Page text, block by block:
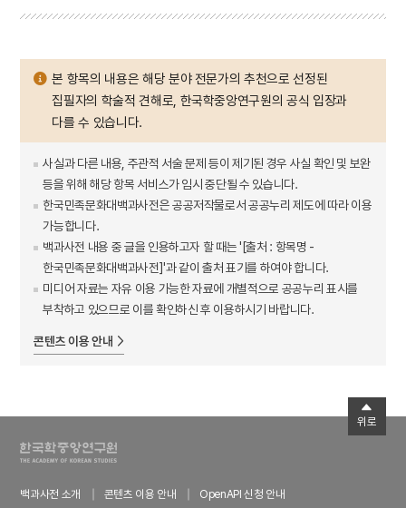
본 항목의 내용은 해당 분야 전문가의 추천으로 선정된
집필자의 학술적 견해로, 한국학중앙연구원의 공식 입장과
다를 수 있습니다.
사실과 다른 내용, 주관적 서술 문제 등이 제기된 경우 사실 확인 및 보완
등을 위해 해당 항목 서비스가 임시 중단될 수 있습니다.
한국민족문화대백과사전은 공공저작물로서 공공누리 제도에 따라 이용
가능합니다.
백과사전 내용 중 글을 인용하고자 할 때는 '[출처 : 항목명 -
한국민족문화대백과사전]'과 같이 출처 표기를 하여야 합니다.
미디어 자료는 자유 이용 가능한 자료에 개별적으로 공공누리 표시를
부착하고 있으므로 이를 확인하신 후 이용하시기 바랍니다.
콘텐츠 이용 안내
백과사전 소개 콘텐츠 이용 안내 OpenAPI 신청 안내
위로